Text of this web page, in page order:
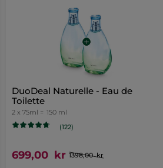
DuoDeal Naturelle - Eau de
Toilette
2 x 75ml = 150 ml
(122)
699,00 kr 1398,00 kr